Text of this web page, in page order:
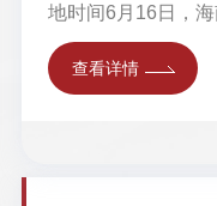
6月25日，2025年
席会议在北京台州
成员、副主席李振
英出席会议。在京
地时间6月16日，
加坡签署战略合作
查看详情
高尔夫球队6月例
举办。商会党支部
会长陈克、卢真、
以球会友，共叙乡
查看详情
京浙江企业商会高
高尔夫俱乐部圆满
向洪、张扬，副会
绿茵场，以球会友
查看详情